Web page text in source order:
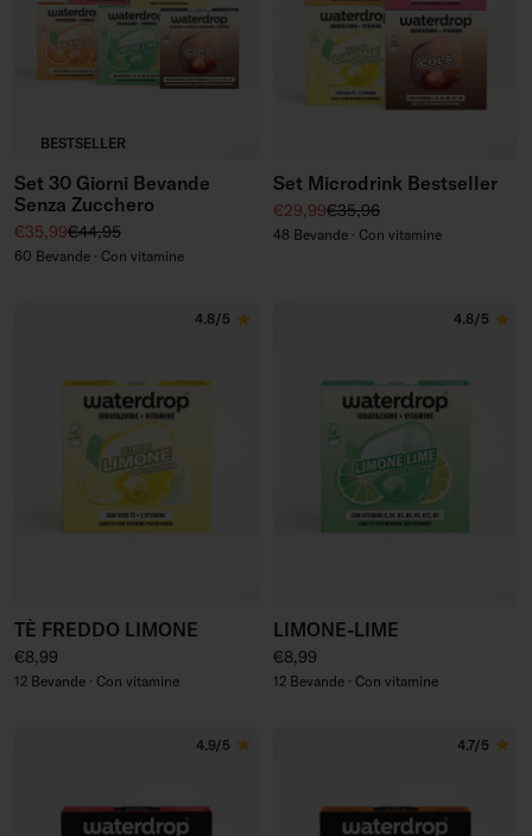
BESTSELLER
Set 30 Giorni Bevande
Senza Zucchero
Prezzo di vendita
€35,99Prezzo regolare
€44,95
60 Bevande · Con vitamine
Set Microdrink Bestseller
Prezzo di vendita
€29,99Prezzo regolare
€35,96
48 Bevande · Con vitamine
4.8/5
TÈ FREDDO LIMONE
Prezzo regolare
€8,99
12 Bevande · Con vitamine
4.8/5
LIMONE-LIME
Prezzo regolare
€8,99
12 Bevande · Con vitamine
4.9/5 4.7/5